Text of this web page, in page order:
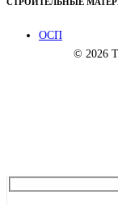
ОСП
© 2026